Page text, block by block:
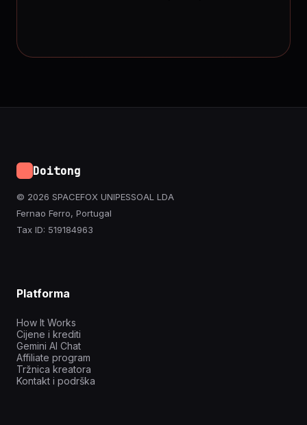
Doitong
© 2026 SPACEFOX UNIPESSOAL LDA
Fernao Ferro, Portugal
Tax ID: 519184963
Platforma
How It Works
Cijene i krediti
Gemini AI Chat
Affiliate program
Tržnica kreatora
Kontakt i podrška